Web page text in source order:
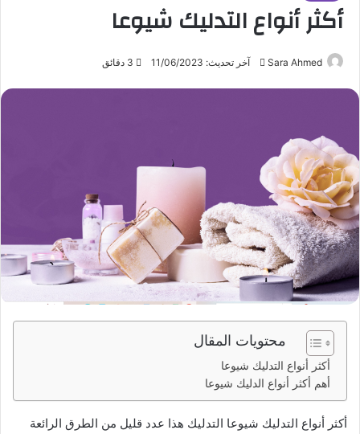
أكثر أنواع التدليك شيوعا
Sara Ahmed
ا
إ
ل
ك
ن
ي
ا
آخر تحديث: 11/06/2023
محتويات المقال
أكثر أنواع التدليك شيوعا
أهم أكثر أنواع الدليك شيوعا
أكثر أنواع التدليك شيوعا التدليك هذا عدد قليل من الطرق الرائعة